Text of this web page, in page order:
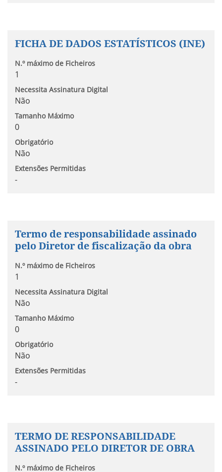
FICHA DE DADOS ESTATÍSTICOS (INE)
N.º máximo de Ficheiros
1
Necessita Assinatura Digital
Não
Tamanho Máximo
0
Obrigatório
Não
Extensões Permitidas
-
Termo de responsabilidade assinado
pelo Diretor de fiscalização da obra
N.º máximo de Ficheiros
1
Necessita Assinatura Digital
Não
Tamanho Máximo
0
Obrigatório
Não
Extensões Permitidas
-
TERMO DE RESPONSABILIDADE
ASSINADO PELO DIRETOR DE OBRA
N.º máximo de Ficheiros